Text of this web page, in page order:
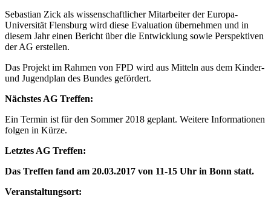
Sebastian Zick als wissenschaftlicher Mitarbeiter der Europa-
Universität Flensburg wird diese Evaluation übernehmen und in
diesem Jahr einen Bericht über die Entwicklung sowie Perspektiven
der AG erstellen.
Das Projekt im Rahmen von FPD wird aus Mitteln aus dem Kinder-
und Jugendplan des Bundes gefördert.
Nächstes AG Treffen:
Ein Termin ist für den Sommer 2018 geplant. Weitere Informationen
folgen in Kürze.
Letztes AG Treffen:
Das Treffen fand am 20.03.2017 von 11-15 Uhr in Bonn statt.
Veranstaltungsort: